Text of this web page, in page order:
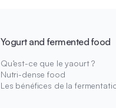
Yogurt and fermented food
Qu’est-ce que le yaourt ?
Nutri-dense food
Les bénéfices de la